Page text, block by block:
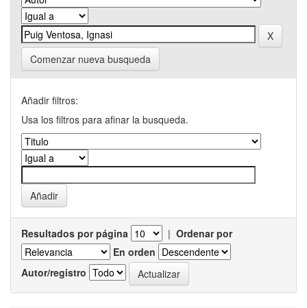
Comenzar nueva busqueda
Añadir filtros:
Usa los filtros para afinar la busqueda.
Resultados por página | Ordenar por
En orden
Autor/registro